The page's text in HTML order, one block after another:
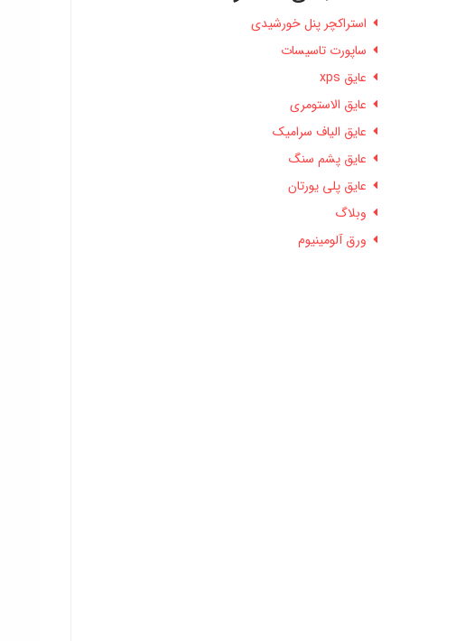
استراکچر پنل خورشیدی
ساپورت تاسیسات
عایق xps
عایق الاستومری
عایق الیاف سرامیک
عایق پشم سنگ
عایق پلی یورتان
وبلاگ
ورق آلومینیوم